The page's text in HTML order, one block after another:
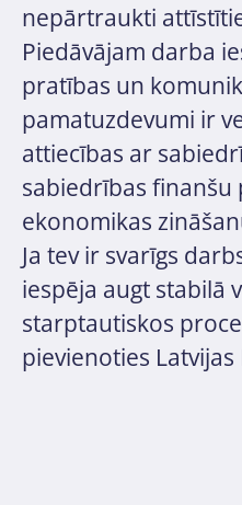
nepārtraukti
Piedāvājam darba
pratības un
pamatuzdevumi ir
attiecības ar
sabiedrības finanšu
ekonomikas
Ja tev ir svarīgs
iespēja augt stabilā
starptautiskos
pievienoties